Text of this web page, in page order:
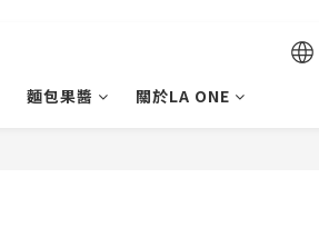
麵包果醬 關於LA ONE